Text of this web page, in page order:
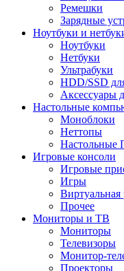
Ремешки
Зарядные
Ноутбуки и
Ноутбуки
Нетбуки
Ультрабуки
HDD/SSD
Аксессуары
Настольные
Моноблоки
Неттопы
Настольные
Игровые консоли
Игровые
Игры
Виртуальная
Прочее
Мониторы и ТВ
Мониторы
Телевизоры
Монитор-
Проекторы